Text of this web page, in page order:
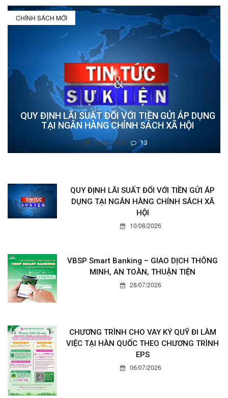
CHÍNH SÁCH MỚI
QUY ĐỊNH LÃI SUẤT ĐỐI VỚI TIỀN GỬI ÁP DỤNG
TẠI NGÂN HÀNG CHÍNH SÁCH XÃ HỘI
10/08/2026 13
QUY ĐỊNH LÃI SUẤT ĐỐI VỚI TIỀN GỬI ÁP
DỤNG TẠI NGÂN HÀNG CHÍNH SÁCH XÃ
HỘI
10/08/2026
VBSP Smart Banking – GIAO DỊCH THÔNG
MINH, AN TOÀN, THUẬN TIỆN
28/07/2026
CHƯƠNG TRÌNH CHO VAY KÝ QUỸ ĐI LÀM
VIỆC TẠI HÀN QUỐC THEO CHƯƠNG TRÌNH
EPS
06/07/2026